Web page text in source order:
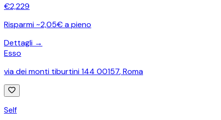
€2,229
Risparmi ~2,05€ a pieno
Dettagli →
Esso
via dei monti tiburtini 144 00157,Roma
Self